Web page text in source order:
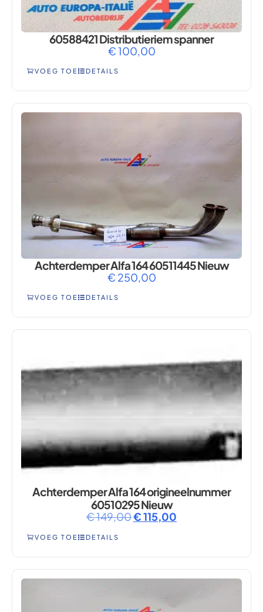
60588421 Distributieriem spanner
€100,00
VOEG TOE DETAILS
Achterdemper Alfa 164 60511445 Nieuw
€ 250,00
VOEG TOE DETAILS
Achterdemper Alfa 164 origineelnummer
60510295 Nieuw
€149,00€115,00
VOEG TOE DETAILS